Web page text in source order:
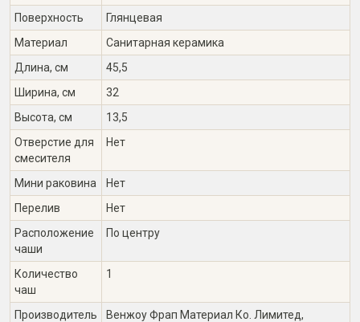
Поверхность
Глянцевая
Материал
Санитарная керамика
Длина, см
45,5
Ширина, см
32
Высота, см
13,5
Отверстие для
смесителя
Нет
Мини раковина
Нет
Перелив
Нет
Расположение
чаши
По центру
Количество
чаш
1
Производитель
Венжоу Фрап Материал Ко. Лимитед,